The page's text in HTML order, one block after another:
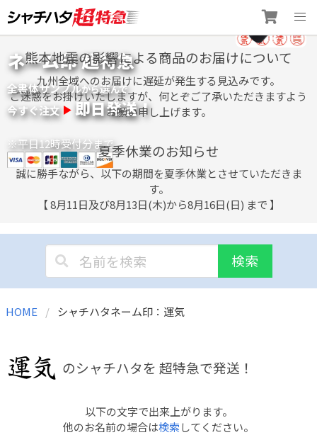
to
content
ネーム印 超特急
全書体サンプルから選んで
今すぐ注文 即日発送！
※平日12時受付分まで
熊本地震の影響による商品のお届けについて
九州全域へのお届けに遅延が発生する見込みです。
ご迷惑をお掛けいたしますが、何とぞご了承いただきますよう
お願い申し上げます。
夏季休業のお知らせ
誠に勝手ながら、以下の期間を夏季休業とさせていただきま
す。
【 8月11日及び8月13日(木)から8月16日(日) まで 】
検索
HOME シャチハタネーム印：運気
のシャチハタを 超特急で発送！
以下の文字で出来上がります。
他のお名前の場合は検索してください。